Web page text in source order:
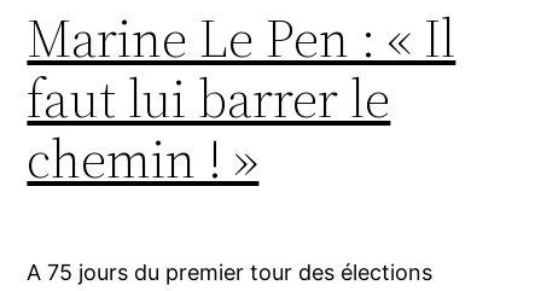
Marine Le Pen : « Il
faut lui barrer le
chemin ! »
A 75 jours du premier tour des élections